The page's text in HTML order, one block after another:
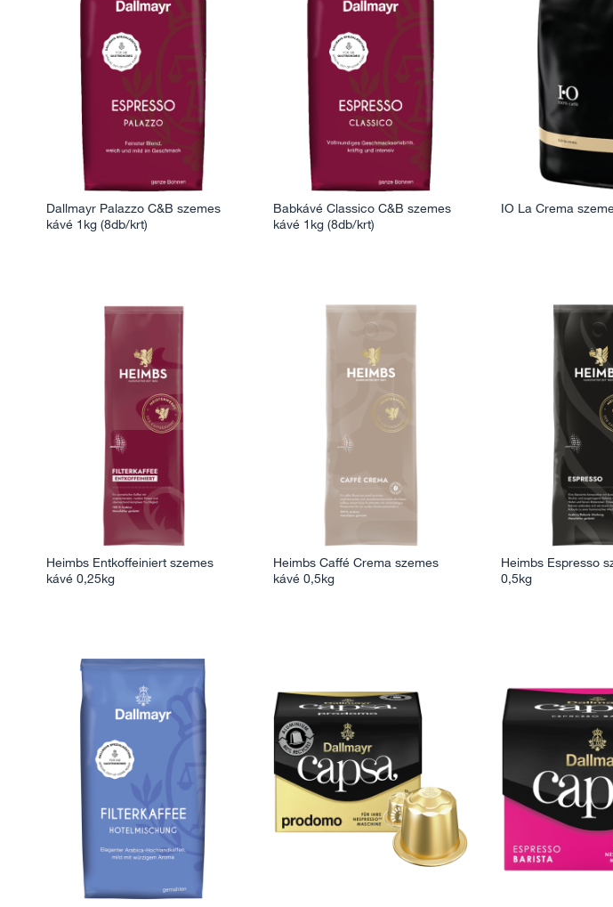
Dallmayr Palazzo C&B szemes
kávé 1kg (8db/krt)
Babkávé Classico C&B szemes
kávé 1kg (8db/krt)
IO La Crema
Heimbs Entkoffeiniert szemes
kávé 0,25kg
Heimbs Caffé Crema szemes
kávé 0,5kg
Heimbs Espresso
0,5kg